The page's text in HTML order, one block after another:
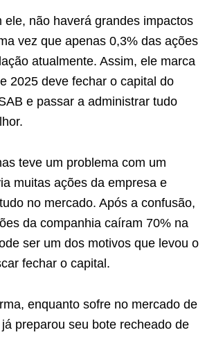
ele, não haverá grandes impactos
vez que apenas 0,3% das ações
atualmente. Assim, ele marca
2025 deve fechar o capital do
e passar a administrar tudo
teve um problema com um
muitas ações da empresa e
no mercado. Após a confusão,
da companhia caíram 70% na
ser um dos motivos que levou o
fechar o capital.
enquanto sofre no mercado de
preparou seu bote recheado de